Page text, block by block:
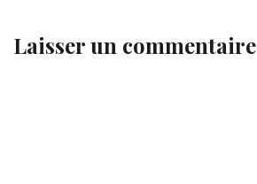
Laisser un commentaire